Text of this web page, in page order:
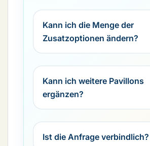
Kann ich die Menge der
Zusatzoptionen ändern?
Kann ich weitere Pavillons
ergänzen?
Ist die Anfrage verbindlich?